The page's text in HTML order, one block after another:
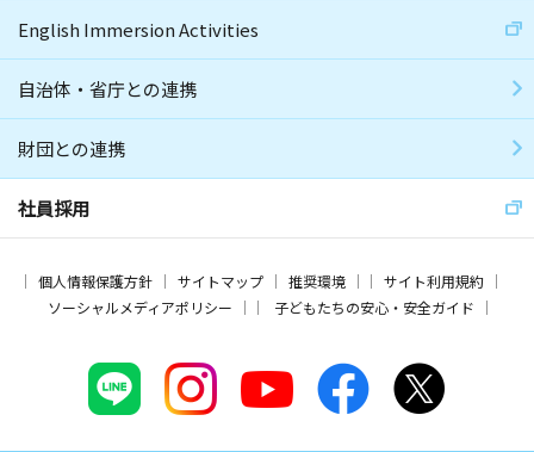
English Immersion Activities
自治体・省庁との連携
財団との連携
社員採用
個人情報保護方針 サイトマップ 推奨環境
サイト利用規約
ソーシャルメディアポリシー
子どもたちの安心・安全ガイド